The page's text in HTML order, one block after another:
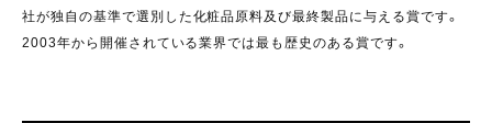
社が独自の基準で選別した化粧品原料及び最終製品に与える賞です。
2003年から開催されている業界では最も歴史のある賞です。